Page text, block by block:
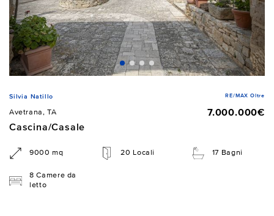
Silvia Natillo RE/MAX Oltre
Avetrana, TA
7.000.000€
Cascina/Casale
9000 mq 20 Locali 17 Bagni
8 Camere da
letto